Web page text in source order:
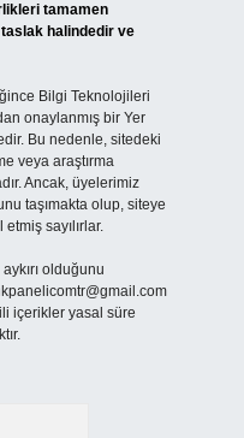
tamamen
halindedir ve
Bilgi Teknolojileri
onaylanmış bir Yer
Bu nedenle, sitedeki
veya araştırma
Ancak, üyelerimiz
taşımakta olup, siteye
sayılırlar.
olduğunu
içerikler yasal süre